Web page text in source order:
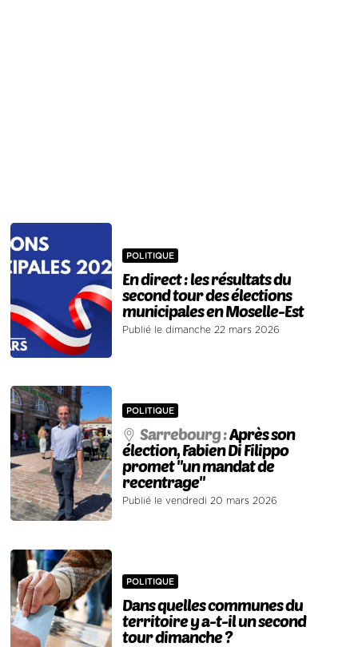
POLITIQUE
En direct : les résultats du
second tour des élections
municipales en Moselle-Est
Publié le dimanche 22 mars 2026
POLITIQUE
Sarrebourg :Après son
élection, Fabien Di Filippo
promet "un mandat de
recentrage"
Publié le vendredi 20 mars 2026
POLITIQUE
Dans quelles communes du
territoire y a-t-il un second
tour dimanche ?